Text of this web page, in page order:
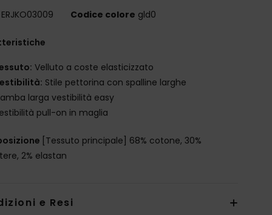
ERJKO03009 Codice colore gld0
Velluto a coste elasticizzato
Stile pettorina con spalline larghe
larga vestibilità easy
pull-on in maglia
[Tessuto principale] 68% cotone, 30%
2% elastan
e Resi